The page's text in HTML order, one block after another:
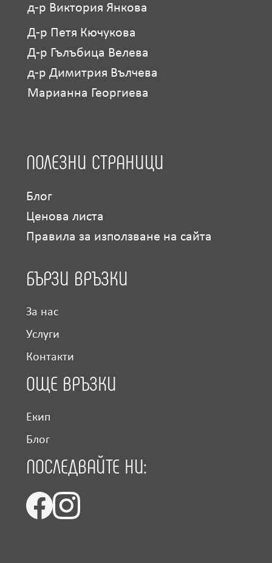
д-р Виктория Янкова
Д-р Петя Кючукова
Д-р Гълъбица Велева
д-р Димитрия Вълчева
Марианна Георгиева
ПОЛЕЗНИ СТРАНИЦИ
Блог
Ценова листа
Правила за използване на сайта
БЪРЗИ ВРЪЗКИ
За нас
Услуги
Контакти
ОЩЕ ВРЪЗКИ
Екип
Блог
ПОСЛЕДВАЙТЕ НИ: